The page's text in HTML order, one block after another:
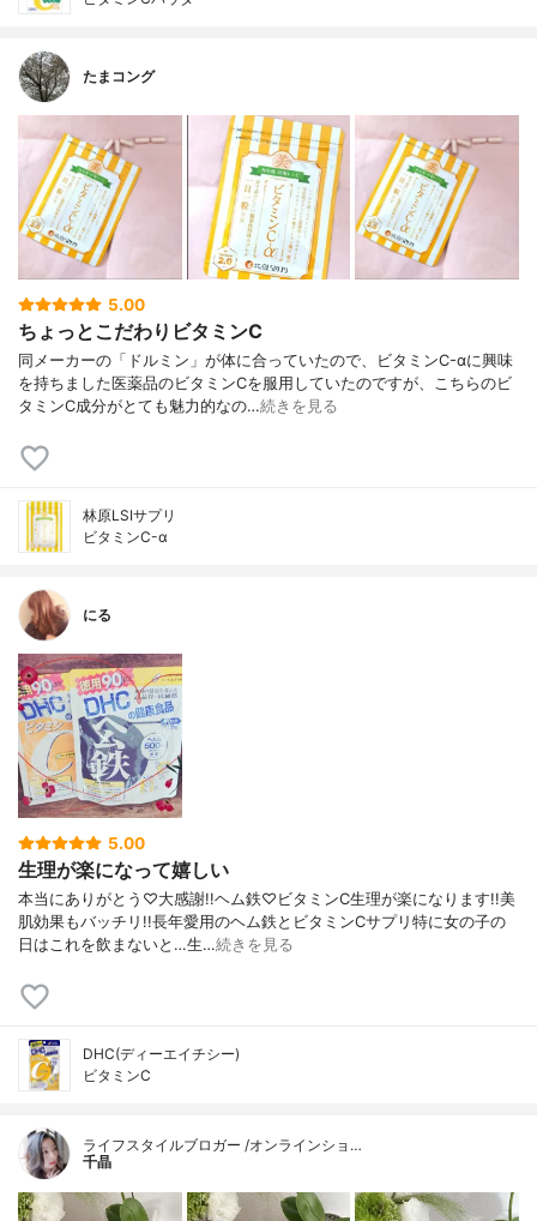
たまコング
5.00
ちょっとこだわりビタミンC
同メーカーの「ドルミン」が体に合っていたので、ビタミンC-αに興味
を持ちました医薬品のビタミンCを服用していたのですが、こちらのビ
タミンC成分がとても魅力的なの…続きを見る
林原LSIサプリ
ビタミンC-α
にる
5.00
生理が楽になって嬉しい
本当にありがとう♡大感謝!!ヘム鉄♡ビタミンC生理が楽になります!!美
肌効果もバッチリ!!長年愛用のヘム鉄とビタミンCサプリ特に女の子の
日はこれを飲まないと…生…続きを見る
DHC(ディーエイチシー)
ビタミンC
ライフスタイルブロガー /オンラインショ…
千晶